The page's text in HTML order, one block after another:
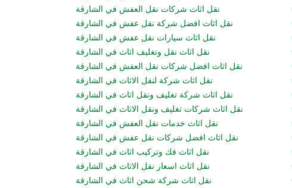
نقل اثاث شركات نقل العفش في الشارقة
نقل اثاث افضل شركة نقل عفش في الشارقة
نقل اثاث سيارات نقل عفش في الشارقة
نقل اثاث نقل وتغليف اثاث في الشارقة
نقل اثاث افضل شركات نقل العفش في الشارقة
نقل اثاث شركة لنقل الاثاث في الشارقة
نقل اثاث شركة تغليف ونقل اثاث في الشارقة
نقل اثاث شركات تغليف ونقل الاثاث في الشارقة
نقل اثاث خدمات نقل العفش في الشارقة
نقل اثاث افضل شركات نقل عفش في الشارقة
نقل اثاث فك وتركيب اثاث في الشارقة
نقل اثاث اسعار نقل الاثاث في الشارقة
نقل اثاث شركة شحن اثاث في الشارقة